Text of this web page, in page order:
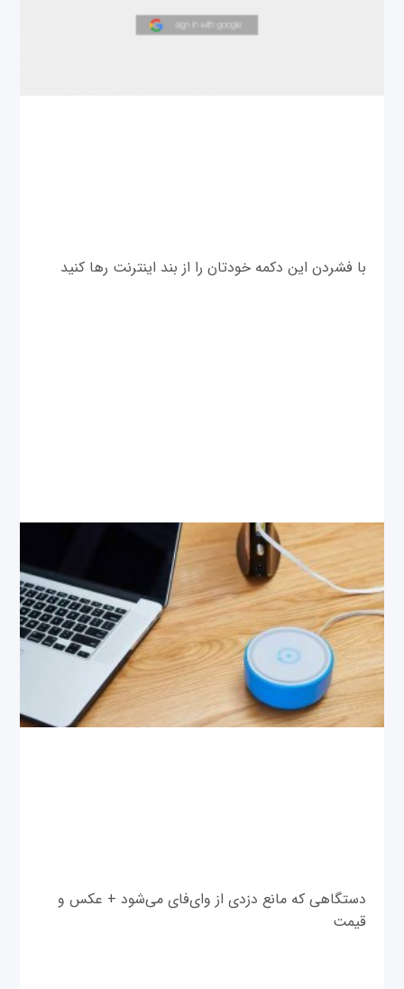
با فشردن این دکمه خودتان را از بند اینترنت رها کنید
دستگاهی که مانع دزدی از وای‌فای می‌شود + عکس و
قیمت